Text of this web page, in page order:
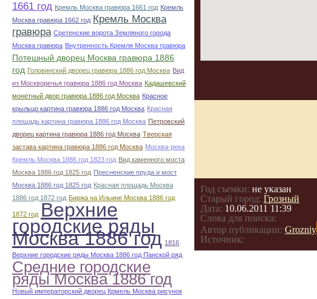
1661 год Кремль Москва гравюра 1661 год Кремль
Москва гравюра 1662 год Кремль Москва
гравюра Сретенские ворота Земляного города
Москва гравюра Внутренность Кремля Москва гравюра
Потешный дворец Москва гравюра 1886
год Головинский дворец гравюра 1886 год Москва Вид
из Москворечья гравюра 1886 год Москва Кадашевский
монетный двор гравюра 1886 год Москва Красное
крыльцо картина гравюра 1886 год Москва Красная
площадь картина гравюра 1886 год Москва Петровский
дворец картина гравюра 1886 год Москва Тверская
застава картина гравюра 1886 год Москва Москва-река
Кремль Москва 1886 год 1823 год Вид каменного моста
Москва 1886 год 1825 год Пресненские пруда и мост
Москва 1886 год 1825 год Красная площадь Москва
1886 год 1872 год Биржа на Ильине Москва 1886 год
1872 год Верхние
городские ряды
Москва 1886 год 1816
Верхние городские ряды Москва 1886 год Панской ряд
Средние городские
ряды Москва 1886 год
Новый императорский дворец Крмель Москва рисунок
Год съемки: не указан
Старый город: Грозный
Дата: 10.06.2011 11:39
Слова для поиска:
Автор публикации: Grozniy
Источник: